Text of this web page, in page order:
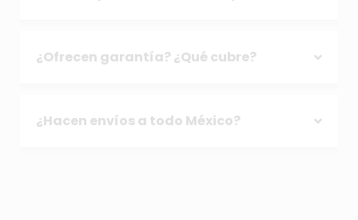
¿Ofrecen garantía? ¿Qué cubre?
¿Hacen envíos a todo México?